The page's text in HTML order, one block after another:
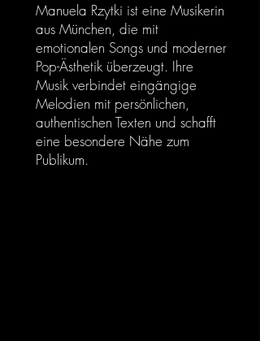
Manuela Rzytki ist eine Musikerin
aus München, die mit
emotionalen Songs und moderner
Pop-Ästhetik überzeugt. Ihre
Musik verbindet eingängige
Melodien mit persönlichen,
authentischen Texten und schafft
eine besondere Nähe zum
Publikum.